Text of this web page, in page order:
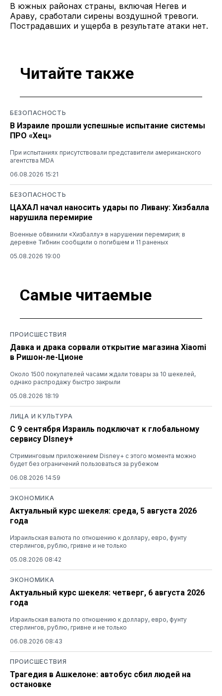
В южных районах страны, включая Негев и
Араву, сработали сирены воздушной тревоги.
Пострадавших и ущерба в результате атаки нет.
Читайте также
БЕЗОПАСНОСТЬ
В Израиле прошли успешные испытание системы
ПРО «Хец»
При испытаниях присутствовали представители американского
агентства MDA
06.08.2026 15:21
БЕЗОПАСНОСТЬ
ЦАХАЛ начал наносить удары по Ливану: Хизбалла
нарушила перемирие
Военные обвинили «Хизбаллу» в нарушении перемирия; в
деревне Тибнин сообщили о погибшем и 11 раненых
05.08.2026 19:00
Самые читаемые
ПРОИСШЕСТВИЯ
Давка и драка сорвали открытие магазина Xiaomi
в Ришон-ле-Ционе
Около 1500 покупателей часами ждали товары за 10 шекелей,
однако распродажу быстро закрыли
05.08.2026 18:19
ЛИЦА И КУЛЬТУРА
С 9 сентября Израиль подключат к глобальному
сервису DIsney+
Стриминговым приложением Disney+ с этого момента можно
будет без ограничений пользоваться за рубежом
06.08.2026 14:59
ЭКОНОМИКА
Актуальный курс шекеля: среда, 5 августа 2026
года
Израильская валюта по отношению к доллару, евро, фунту
стерлингов, рублю, гривне и не только
05.08.2026 08:42
ЭКОНОМИКА
Актуальный курс шекеля: четверг, 6 августа 2026
года
Израильская валюта по отношению к доллару, евро, фунту
стерлингов, рублю, гривне и не только
06.08.2026 08:43
ПРОИСШЕСТВИЯ
Трагедия в Ашкелоне: автобус сбил людей на
остановке